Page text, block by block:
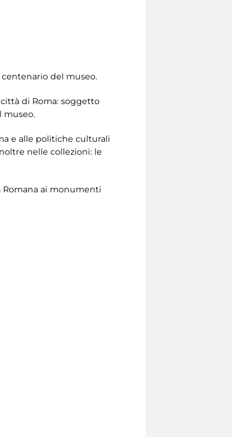
centenario del museo.
di Roma: soggetto
museo.
e alle politiche culturali
nelle collezioni: le
Romana ai monumenti